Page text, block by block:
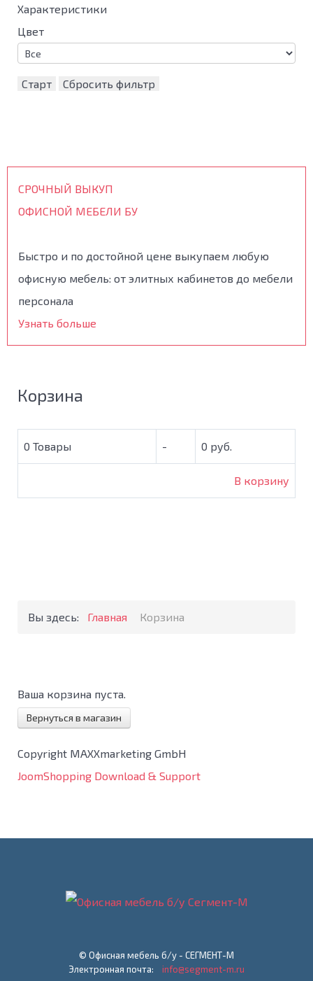
Характеристики
Цвет
Старт Сбросить фильтр
СРОЧНЫЙ ВЫКУП
ОФИСНОЙ МЕБЕЛИ БУ
Быстро и по достойной цене выкупаем любую
офисную мебель: от элитных кабинетов до мебели
персонала
Узнать больше
Корзина
0 Товары - 0 руб.
В корзину
Вы здесь: Главная Корзина
Ваша корзина пуста.
Вернуться в магазин
Copyright MAXXmarketing GmbH
JoomShopping Download & Support
© Офисная мебель б/у - СЕГМЕНТ-М
Электронная почта: info@segment-m.ru